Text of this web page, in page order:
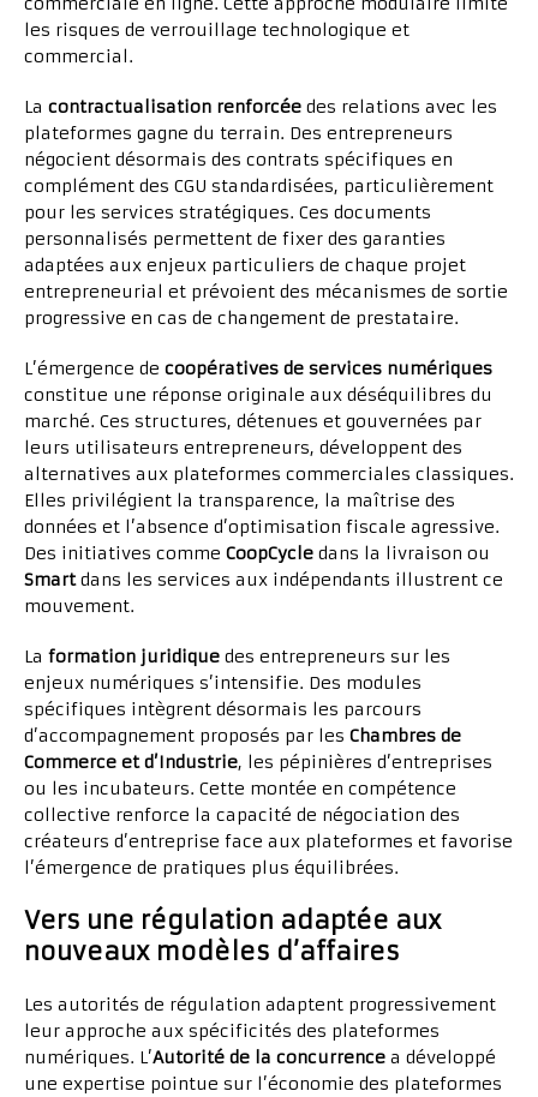
les risques de verrouillage technologique et
commercial.
La contractualisation renforcée des relations avec les
plateformes gagne du terrain. Des entrepreneurs
négocient désormais des contrats spécifiques en
complément des CGU standardisées, particulièrement
pour les services stratégiques. Ces documents
personnalisés permettent de fixer des garanties
adaptées aux enjeux particuliers de chaque projet
entrepreneurial et prévoient des mécanismes de sortie
progressive en cas de changement de prestataire.
L’émergence de coopératives de services numériques
constitue une réponse originale aux déséquilibres du
marché. Ces structures, détenues et gouvernées par
leurs utilisateurs entrepreneurs, développent des
alternatives aux plateformes commerciales classiques.
Elles privilégient la transparence, la maîtrise des
données et l’absence d’optimisation fiscale agressive.
Des initiatives comme CoopCycle dans la livraison ou
Smartdans les services aux indépendants illustrent ce
mouvement.
La formation juridique des entrepreneurs sur les
enjeux numériques s’intensifie. Des modules
spécifiques intègrent désormais les parcours
d’accompagnement proposés par les Chambres de
Commerce et d’Industrie, les pépinières d’entreprises
ou les incubateurs. Cette montée en compétence
collective renforce la capacité de négociation des
créateurs d’entreprise face aux plateformes et favorise
l’émergence de pratiques plus équilibrées.
Vers une régulation adaptée aux
nouveaux modèles d’affaires
Les autorités de régulation adaptent progressivement
leur approche aux spécificités des plateformes
numériques. L’Autorité de la concurrence a développé
une expertise pointue sur l’économie des plateformes